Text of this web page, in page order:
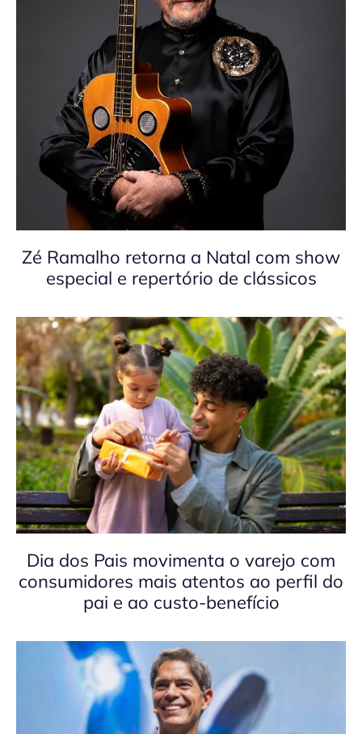
Zé Ramalho retorna a Natal com show
especial e repertório de clássicos
Dia dos Pais movimenta o varejo com
consumidores mais atentos ao perfil do
pai e ao custo-benefício